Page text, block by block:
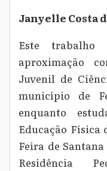
Janyelle Costa
Este trabalho
aproximação
Juvenil de
município de
enquanto
Educação Física
Feira de
Residência